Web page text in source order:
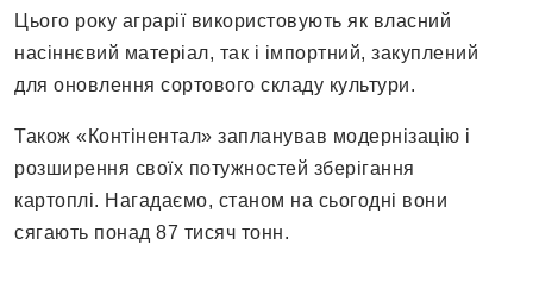
Цього року аграрії використовують як власний
насіннєвий матеріал, так і імпортний, закуплений
для оновлення сортового складу культури.
Також «Контінентал» запланував модернізацію і
розширення своїх потужностей зберігання
картоплі. Нагадаємо, станом на сьогодні вони
сягають понад 87 тисяч тонн.